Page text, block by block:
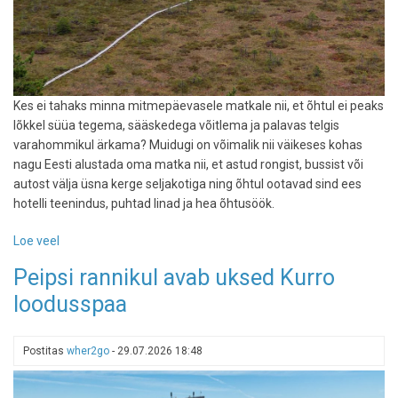
Kes ei tahaks minna mitmepäevasele matkale nii, et õhtul ei peaks
lõkkel süüa tegema, sääskedega võitlema ja palavas telgis
varahommikul ärkama? Muidugi on võimalik nii väikeses kohas
nagu Eesti alustada oma matka nii, et astud rongist, bussist või
autost välja üsna kerge seljakotiga ning õhtul ootavad sind ees
hotelli teenindus, puhtad linad ja hea õhtusöök.
Loe veel
tsivilisatsiooni
piiril:
matka,
mis
Peipsi rannikul avab uksed Kurro
loodusspaa
Postitas wher2go - 29.07.2026 18:48